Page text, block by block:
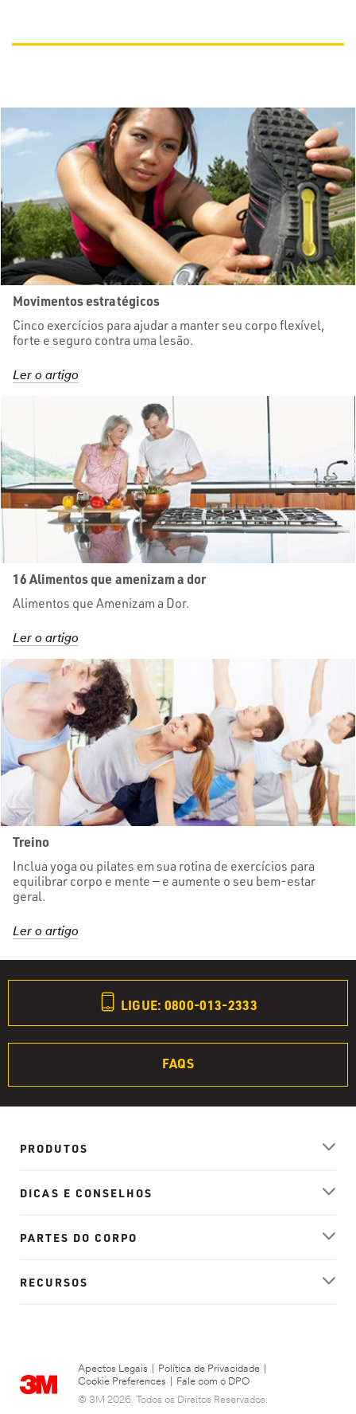
Movimentos estratégicos
Cinco exercícios para ajudar a manter seu corpo flexível,
forte e seguro contra uma lesão.
Ler o artigo
16 Alimentos que amenizam a dor
Alimentos que Amenizam a Dor.
Ler o artigo
Treino
Inclua yoga ou pilates em sua rotina de exercícios para
equilibrar corpo e mente — e aumente o seu bem-estar
geral.
Ler o artigo
LIGUE: 0800-013-2333
FAQS
PRODUTOS
DICAS E CONSELHOS
PARTES DO CORPO
RECURSOS
Apectos Legais Política de Privacidade
Cookie Preferences
Fale com o DPO
© 3M 2026. Todos os Direitos Reservados.